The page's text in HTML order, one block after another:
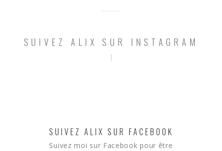
SUIVEZ ALIX SUR INSTAGRAM
SUIVEZ ALIX SUR FACEBOOK
Suivez moi sur Facebook pour être